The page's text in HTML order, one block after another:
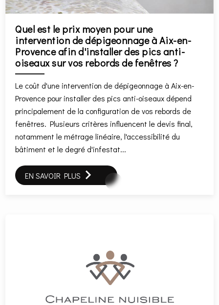
Quel est le prix moyen pour une
intervention de dépigeonnage à Aix-en-
Provence afin d'installer des pics anti-
oiseaux sur vos rebords de fenêtres ?
Le coût d'une intervention de dépigeonnage à Aix-en-
Provence pour installer des pics anti-oiseaux dépend
principalement de la configuration de vos rebords de
fenêtres. Plusieurs critères influencent le devis final,
notamment le métrage linéaire, l'accessibilité du
bâtiment et le degré d'infestat...
EN SAVOIR PLUS